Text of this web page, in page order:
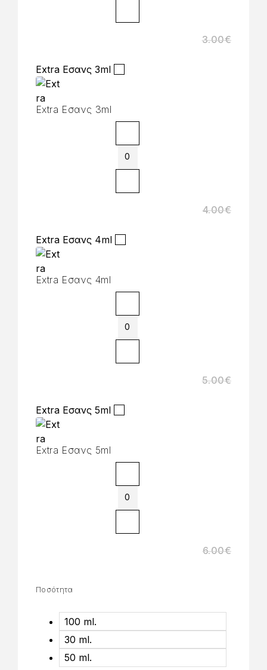
3.00€
Extra Εσανς 3ml
Extra Εσανς 3ml
4.00€
Extra Εσανς 4ml
Extra Εσανς 4ml
5.00€
Extra Εσανς 5ml
Extra Εσανς 5ml
6.00€
Ποσότητα
100 ml.
30 ml.
50 ml.